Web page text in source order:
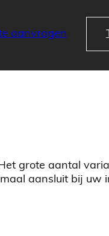
aanvragen
grote aantal
aansluit bij uw